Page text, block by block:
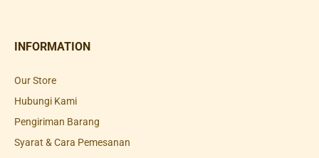
INFORMATION
Our Store
Hubungi Kami
Pengiriman Barang
Syarat & Cara Pemesanan